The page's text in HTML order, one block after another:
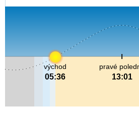
pravé
13:01
východ
05:36